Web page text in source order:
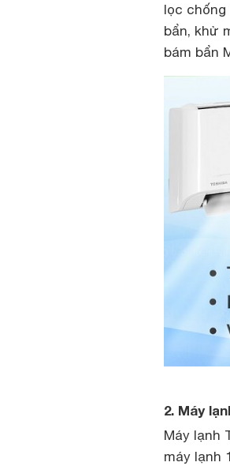
lọc chống
bẩn, khử
bám bẩn
2. Máy
Máy lạnh
máy lạnh